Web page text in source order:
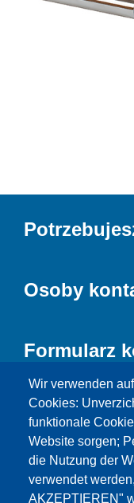
Wir verwenden
Cookies:
funktionale
Website sorgen;
die Nutzung der
verwendet
AKZEPTIEREN"
Osoby
Formularz